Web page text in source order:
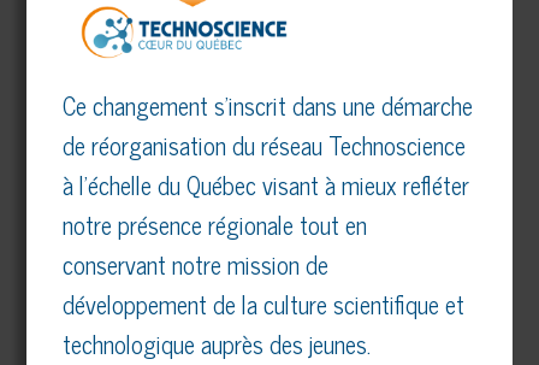
Ce changement s’inscrit dans une démarche
de réorganisation du réseau Technoscience
à l’échelle du Québec visant à mieux refléter
notre présence régionale tout en
conservant notre mission de
développement de la culture scientifique et
technologique auprès des jeunes.